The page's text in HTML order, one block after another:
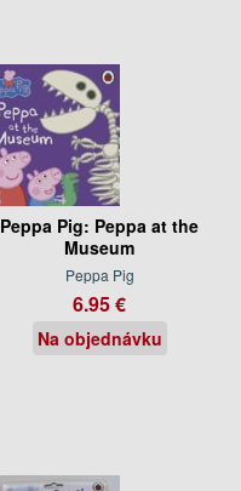
Peppa Pig: Peppa at the
Museum
Peppa Pig
6.95 €
Na objednávku